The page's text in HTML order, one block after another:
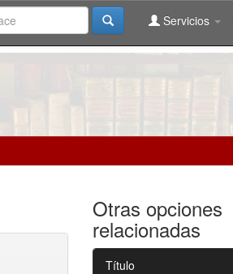
Servicios
Otras opciones
relacionadas
Título